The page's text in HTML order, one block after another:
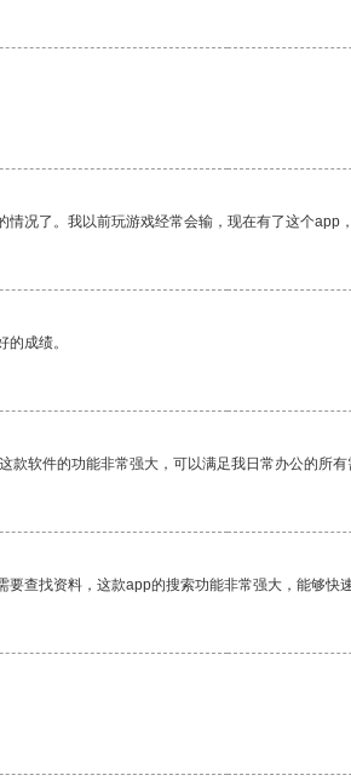
况了。我以前玩游戏经常会输，现在有了这个app
成绩。
软件的功能非常强大，可以满足我日常办公的所
查找资料，这款app的搜索功能非常强大，能够快